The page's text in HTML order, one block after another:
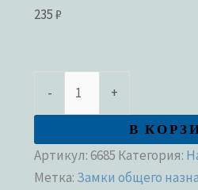
235₽
- +
В
Артикул:6685 Категория:
Метка: Замки общего